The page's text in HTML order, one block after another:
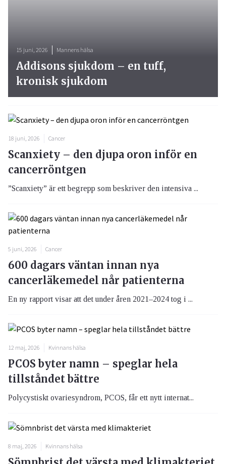
15 juni, 2026 Mannens hälsa
Addisons sjukdom – en tuff,
kronisk sjukdom
18 juni, 2026 Cancer
Scanxiety – den djupa oron inför en
cancerröntgen
”Scanxiety” är ett begrepp som beskriver den intensiva ...
5 juni, 2026 Cancer
600 dagars väntan innan nya
cancerläkemedel når patienterna
En ny rapport visar att det under åren 2021–2024 tog i ...
12 maj, 2026 Kvinnans hälsa
PCOS byter namn – speglar hela
tillståndet bättre
Polycystiskt ovariesyndrom, PCOS, får ett nytt internat...
8 maj, 2026 Kvinnans hälsa